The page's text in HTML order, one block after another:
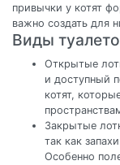
привычки у котят
важно создать для
Виды
Открытые
и доступный
котят,
Закрытые
так как
Особенно